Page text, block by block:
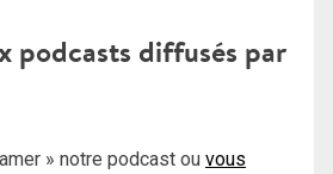
podcasts diffusés par
» notre podcast ou vous